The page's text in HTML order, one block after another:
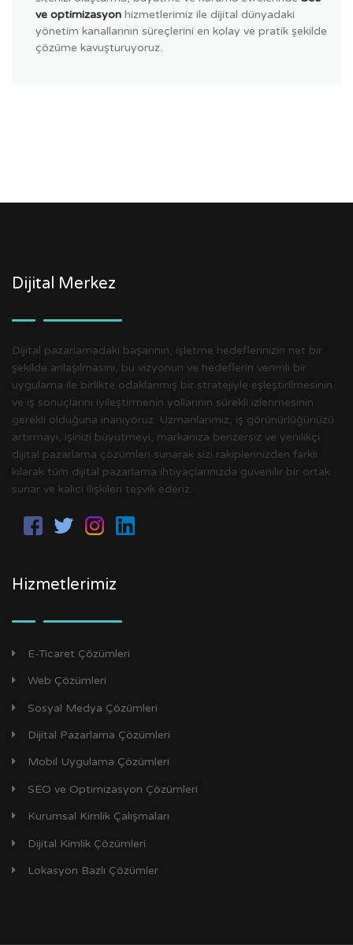
ve optimizasyon hizmetlerimiz ile dijital dünyadaki
yönetim kanallarının süreçlerini en kolay ve pratik şekilde
çözüme kavuşturuyoruz.
Dijital Merkez
Dijital pazarlamadaki başarının, işletme hedeflerinizin net bir
şekilde anlaşılmasını, bu vizyonun ve hedeflerin verimli bir
uygulama ile birlikte odaklanmış bir stratejiyle eşleştirilmesinin
ve iş sonuçlarını iyileştirmenin yollarının sürekli izlenmesinin
gerekli olduğuna inanıyoruz. Uzmanlarımız, iş görünürlüğünüzü
artırmayı, işinizi büyütmeyi, markanıza benzersiz ve yenilikçi
dijital pazarlama çözümleri sunarak sizi rakiplerinizden farklı
kılarak tüm dijital pazarlama ihtiyaçlarınızda güvenilir bir ortak
sunar ve kalıcı ilişkileri teşvik ederiz.
Hizmetlerimiz
E-Ticaret Çözümleri
Web Çözümleri
Sosyal Medya Çözümleri
Dijital Pazarlama Çözümleri
Mobil Uygulama Çözümleri
SEO ve Optimizasyon Çözümleri
Kurumsal Kimlik Çalışmaları
Dijital Kimlik Çözümleri
Lokasyon Bazlı Çözümler